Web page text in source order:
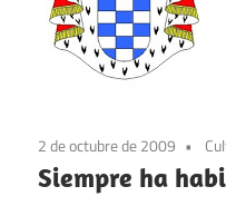
2 de octubre de 2009
Siempre ha